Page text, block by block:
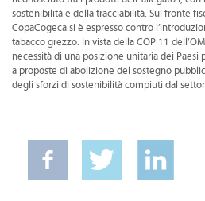
sostenibilità e della tracciabilità. Sul fronte
CopaCogeca si è espresso contro
tabacco grezzo. In vista della COP 11
necessità di una posizione unitaria dei
a proposte di abolizione del sostegno
degli sforzi di sostenibilità compiuti dal